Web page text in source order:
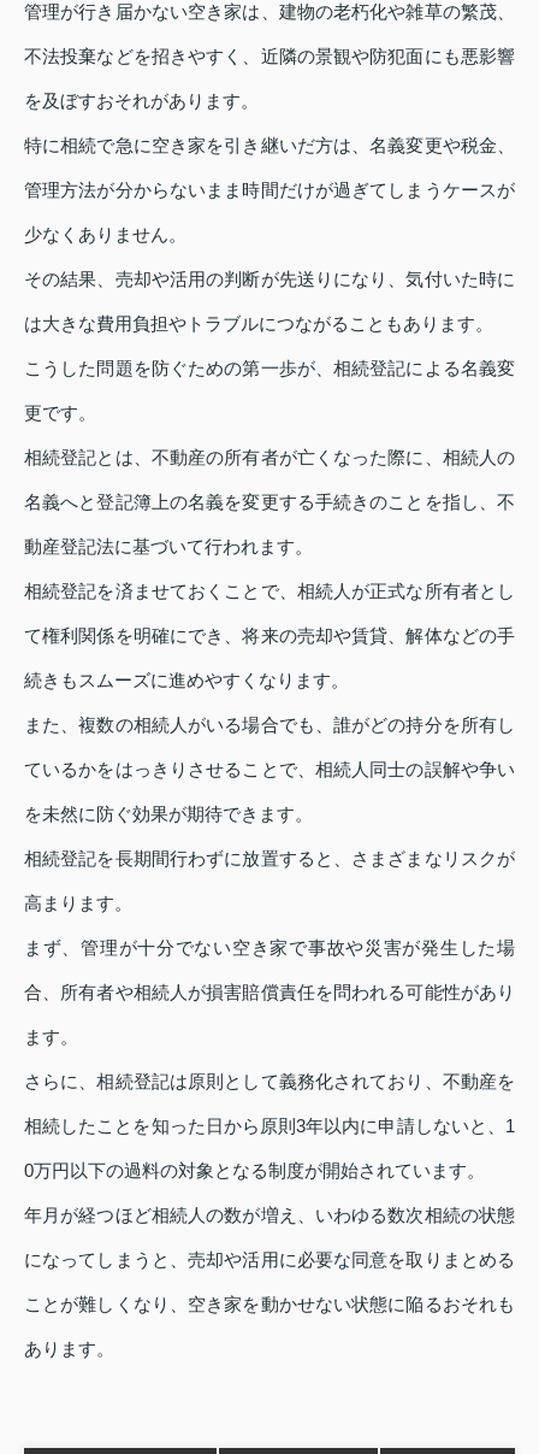
管理が行き届かない空き家は、建物の老朽化や雑草の繁茂、
不法投棄などを招きやすく、近隣の景観や防犯面にも悪影響
を及ぼすおそれがあります。
特に相続で急に空き家を引き継いだ方は、名義変更や税金、
管理方法が分からないまま時間だけが過ぎてしまうケースが
少なくありません。
その結果、売却や活用の判断が先送りになり、気付いた時に
は大きな費用負担やトラブルにつながることもあります。
こうした問題を防ぐための第一歩が、相続登記による名義変
更です。
相続登記とは、不動産の所有者が亡くなった際に、相続人の
名義へと登記簿上の名義を変更する手続きのことを指し、不
動産登記法に基づいて行われます。
相続登記を済ませておくことで、相続人が正式な所有者とし
て権利関係を明確にでき、将来の売却や賃貸、解体などの手
続きもスムーズに進めやすくなります。
また、複数の相続人がいる場合でも、誰がどの持分を所有し
ているかをはっきりさせることで、相続人同士の誤解や争い
を未然に防ぐ効果が期待できます。
相続登記を長期間行わずに放置すると、さまざまなリスクが
高まります。
まず、管理が十分でない空き家で事故や災害が発生した場
合、所有者や相続人が損害賠償責任を問われる可能性があり
ます。
さらに、相続登記は原則として義務化されており、不動産を
相続したことを知った日から原則3年以内に申請しないと、1
0万円以下の過料の対象となる制度が開始されています。
年月が経つほど相続人の数が増え、いわゆる数次相続の状態
になってしまうと、売却や活用に必要な同意を取りまとめる
ことが難しくなり、空き家を動かせない状態に陥るおそれも
あります。